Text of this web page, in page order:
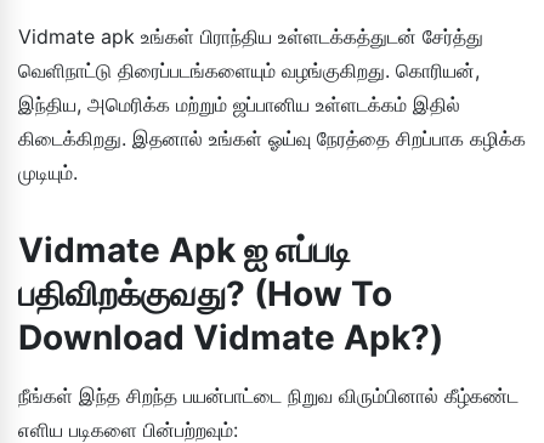
Vidmate apk உங்கள் பிராந்திய உள்ளடக்கத்துடன் சேர்த்து
வெளிநாட்டு திரைப்படங்களையும் வழங்குகிறது. கொரியன்,
இந்திய, அமெரிக்க மற்றும் ஜப்பானிய உள்ளடக்கம் இதில்
கிடைக்கிறது. இதனால் உங்கள் ஓய்வு நேரத்தை சிறப்பாக கழிக்க
முடியும்.
Vidmate Apk ஐ எப்படி
பதிவிறக்குவது? (How To
Download Vidmate Apk?)
நீங்கள் இந்த சிறந்த பயன்பாட்டை நிறுவ விரும்பினால் கீழ்கண்ட
எளிய படிகளை பின்பற்றவும்: